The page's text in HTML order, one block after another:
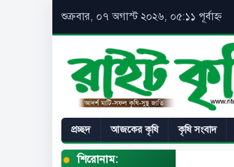
শুক্রবার, ০৭ অগাস্ট ২০২৬, ০৫:১১ পূর্বাহ্ন
প্রচ্ছদ আজকের কৃষি কৃষি সংবাদ
শিরোনাম: